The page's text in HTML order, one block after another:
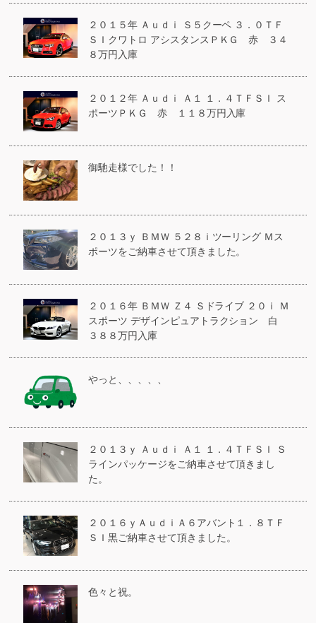
２０１５年 Ａｕｄｉ Ｓ５クーペ ３．０ＴＦ
ＳＩクワトロ アシスタンスＰＫＧ 赤 ３４
８万円入庫
２０１２年 Ａｕｄｉ Ａ１ １．４ＴＦＳＩ ス
ポーツＰＫＧ 赤 １１８万円入庫
御馳走様でした！！
２０１３ｙ ＢＭＷ ５２８ｉツーリング Ｍス
ポーツをご納車させて頂きました。
２０１６年 ＢＭＷ Ｚ４ Ｓドライブ ２０ｉ Ｍ
スポーツ デザインピュアトラクション 白
３８８万円入庫
やっと、、、、、
２０１３ｙ Ａｕｄｉ Ａ１ １．４ＴＦＳＩ Ｓ
ラインパッケージをご納車させて頂きまし
た。
２０１６ｙＡｕｄｉＡ６アバント１．８ＴＦ
ＳＩ黒ご納車させて頂きました。
色々と祝。